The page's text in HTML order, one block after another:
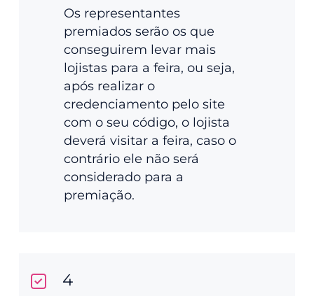
Os representantes
premiados serão os que
conseguirem levar mais
lojistas para a feira, ou seja,
após realizar o
credenciamento pelo site
com o seu código, o lojista
deverá visitar a feira, caso o
contrário ele não será
considerado para a
premiação.
4